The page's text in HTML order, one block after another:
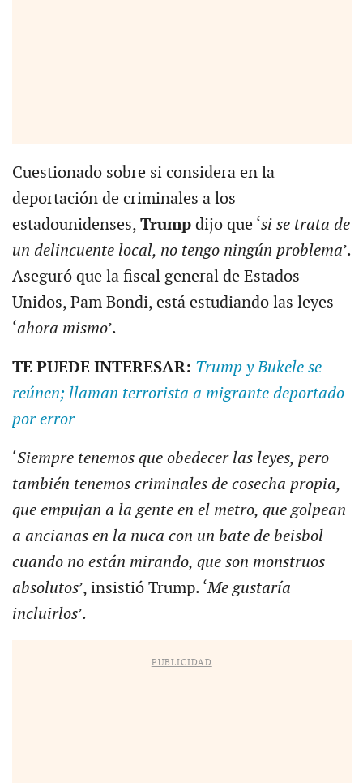
Cuestionado sobre si considera en la
deportación de criminales a los
estadounidenses, Trumpdijo que ‘si se trata de
un delincuente local, no tengo ningún problema’.
Aseguró que la fiscal general de Estados
Unidos, Pam Bondi, está estudiando las leyes
‘ahora mismo’.
TE PUEDE INTERESAR: Trump y Bukele se
reúnen; llaman terrorista a migrante deportado
por error
‘Siempre tenemos que obedecer las leyes, pero
también tenemos criminales de cosecha propia,
que empujan a la gente en el metro, que golpean
a ancianas en la nuca con un bate de beisbol
cuando no están mirando, que son monstruos
absolutos’, insistió Trump. ‘Me gustaría
incluirlos’.
PUBLICIDAD